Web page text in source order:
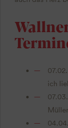
ich
Müller